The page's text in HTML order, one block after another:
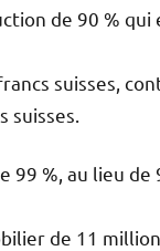
de 90 % qui
suisses,
%, au lieu de
de 11